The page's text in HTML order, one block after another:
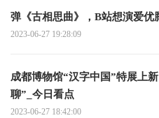
弹《古相思曲》，B站想演爱优
2023-06-27 19:28:09
成都博物馆“汉字中国”特展上
聊”_今日看点
2023-06-27 18:42:00